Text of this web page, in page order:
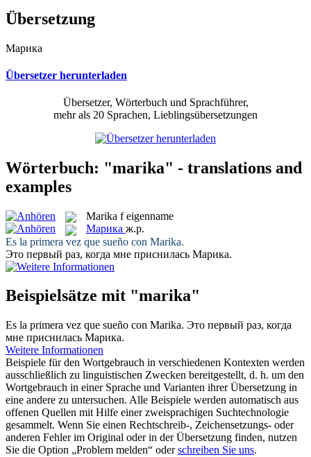
Übersetzung
Марика
Übersetzer herunterladen
Übersetzer, Wörterbuch und Sprachführer,
mehr als 20 Sprachen, Lieblingsübersetzungen
Wörterbuch: "marika" - translations and
examples
Marika f eigenname
Марика ж.р.
Es la primera vez que sueño con Marika.
Это первый раз, когда мне приснилась Марика.
Beispielsätze mit "marika"
Es la primera vez que sueño con Marika. Это первый раз, когда
мне приснилась Марика.
Weitere Informationen
Beispiele für den Wortgebrauch in verschiedenen Kontexten werden
ausschließlich zu linguistischen Zwecken bereitgestellt, d. h. um den
Wortgebrauch in einer Sprache und Varianten ihrer Übersetzung in
eine andere zu untersuchen. Alle Beispiele werden automatisch aus
offenen Quellen mit Hilfe einer zweisprachigen Suchtechnologie
gesammelt. Wenn Sie einen Rechtschreib-, Zeichensetzungs- oder
anderen Fehler im Original oder in der Übersetzung finden, nutzen
Sie die Option „Problem melden“ oderschreiben Sie uns.